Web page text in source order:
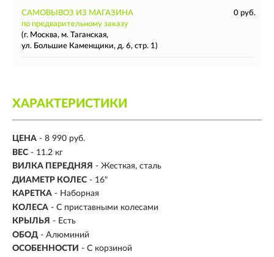
САМОВЫВОЗ ИЗ МАГАЗИНА
0 руб.
по предварительному заказу
(г. Москва, м. Таганская,
ул. Большие Каменщики, д. 6, стр. 1)
ХАРАКТЕРИСТИКИ
ЦЕНА - 8 990 руб.
ВЕС - 11.2 кг
ВИЛКА ПЕРЕДНЯЯ - Жесткая, сталь
ДИАМЕТР КОЛЕС - 16"
КАРЕТКА - Наборная
КОЛЕСА - С приставными колесами
КРЫЛЬЯ - Есть
ОБОД - Алюминий
ОСОБЕННОСТИ - С корзиной